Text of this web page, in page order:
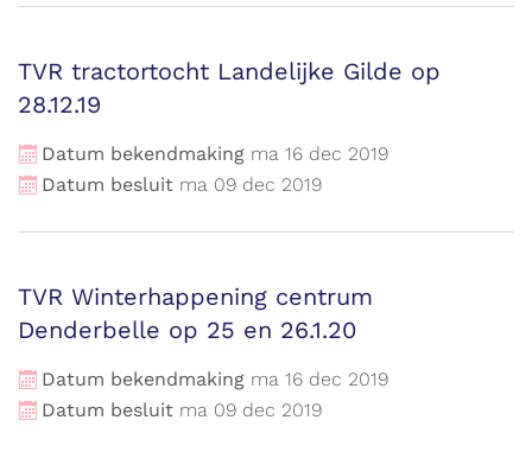
TVR tractortocht Landelijke Gilde op
28.12.19
Datum bekendmaking ma 16 dec 2019
Datum besluit ma 09 dec 2019
TVR Winterhappening centrum
Denderbelle op 25 en 26.1.20
Datum bekendmaking ma 16 dec 2019
Datum besluit ma 09 dec 2019